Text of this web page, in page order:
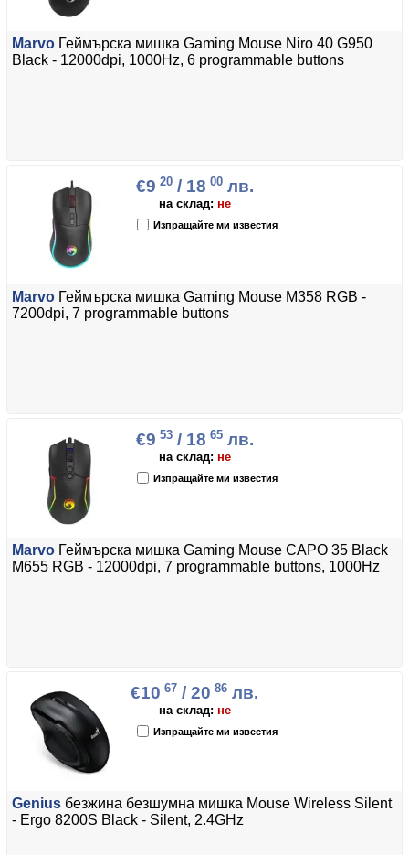
Marvo Геймърска мишка Gaming Mouse Niro 40 G950
Black - 12000dpi, 1000Hz, 6 programmable buttons
€9 20/ 18 00лв.
на склад: не
Изпращайте ми известия
Marvo Геймърска мишка Gaming Mouse M358 RGB -
7200dpi, 7 programmable buttons
€9 53/ 18 65лв.
на склад: не
Изпращайте ми известия
Marvo Геймърска мишка Gaming Mouse CAPO 35 Black
M655 RGB - 12000dpi, 7 programmable buttons, 1000Hz
€10 67 / 20 86 лв.
на склад: не
Изпращайте ми известия
Genius безжина безшумна мишка Mouse Wireless Silent
- Ergo 8200S Black - Silent, 2.4GHz